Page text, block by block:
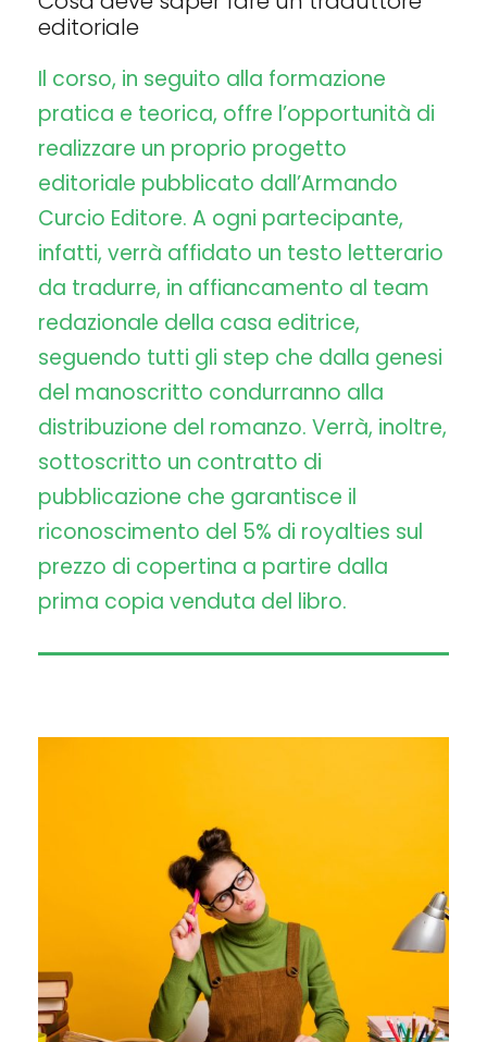
editoriale
Il corso, in seguito alla formazione
pratica e teorica, offre l’opportunità di
realizzare un proprio progetto
editoriale pubblicato dall’Armando
Curcio Editore. A ogni partecipante,
infatti, verrà affidato un testo letterario
da tradurre, in affiancamento al team
redazionale della casa editrice,
seguendo tutti gli step che dalla genesi
del manoscritto condurranno alla
distribuzione del romanzo. Verrà, inoltre,
sottoscritto un contratto di
pubblicazione che garantisce il
riconoscimento del 5% di royalties sul
prezzo di copertina a partire dalla
prima copia venduta del libro.